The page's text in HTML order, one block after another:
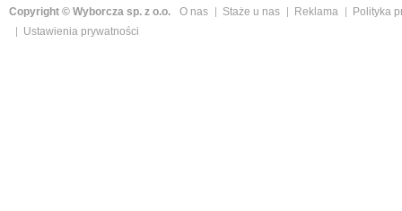
Copyright © Wyborcza sp. z o.o. O nas Staże u nas Reklama
Polityka
Ustawienia prywatności